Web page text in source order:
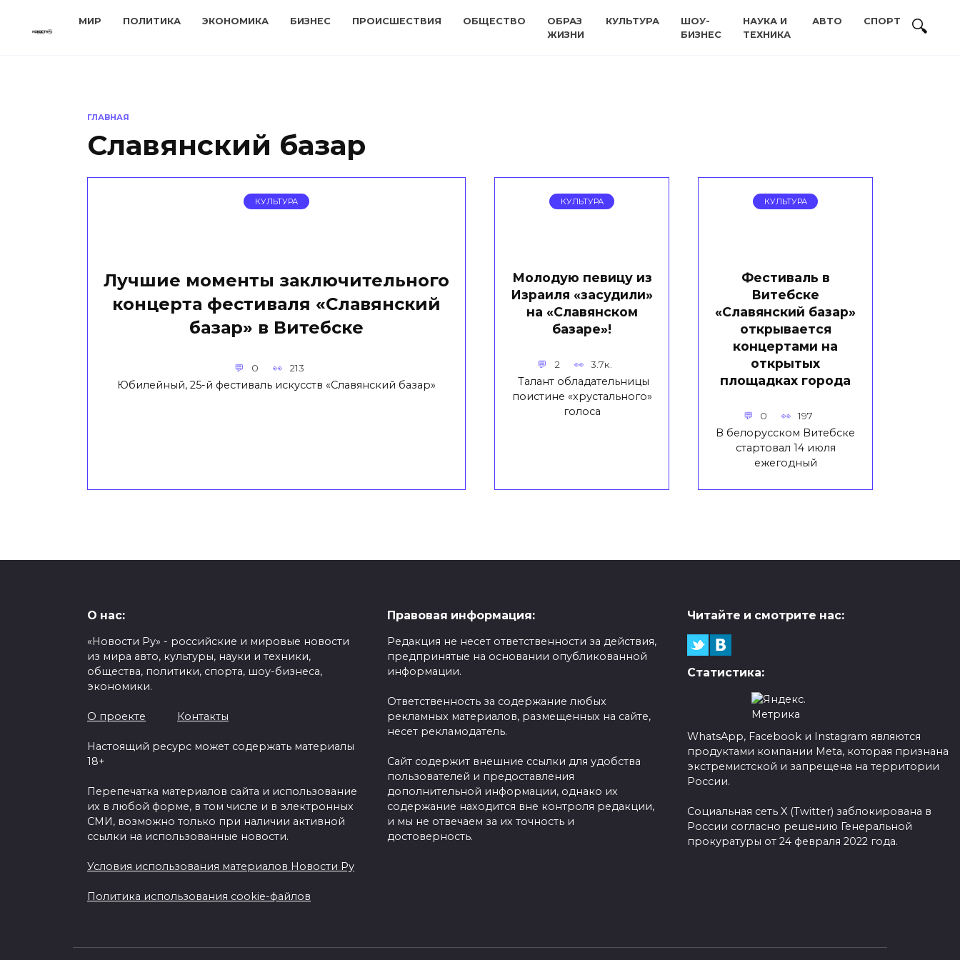
МИР ПОЛИТИКА ЭКОНОМИКА БИЗНЕС ПРОИСШЕСТВИЯ ОБЩЕСТВО
ОБРАЗ
ЖИЗНИ
КУЛЬТУРА
ШОУ-
БИЗНЕС
НАУКА И
ТЕХНИКА
АВТО СПОРТ
ГЛАВНАЯ
Славянский базар
КУЛЬТУРА
Лучшие моменты заключительного
концерта фестиваля «Славянский
базар» в Витебске
0 213
Юбилейный, 25-й фестиваль искусств «Славянский базар»
КУЛЬТУРА
Молодую певицу из
Израиля «засудили»
на «Славянском
базаре»!
2 3.7к.
Талант обладательницы
поистине «хрустального»
голоса
КУЛЬТУРА
Фестиваль в
Витебске
«Славянский базар»
открывается
концертами на
открытых
площадках города
0 197
В белорусском Витебске
стартовал 14 июля
ежегодный
О нас:
«Новости Ру» - российские и мировые новости
из мира авто, культуры, науки и техники,
общества, политики, спорта, шоу-бизнеса,
экономики.
О проекте Контакты
Настоящий ресурс может содержать материалы
18+
Перепечатка материалов сайта и использование
их в любой форме, в том числе и в электронных
СМИ, возможно только при наличии активной
ссылки на использованные новости.
Условия использования материалов Новости Ру
Политика использования cookie-файлов
Правовая информация:
Редакция не несет ответственности за действия,
предпринятые на основании опубликованной
информации.
Ответственность за содержание любых
рекламных материалов, размещенных на сайте,
несет рекламодатель.
Сайт содержит внешние ссылки для удобства
пользователей и предоставления
дополнительной информации, однако их
содержание находится вне контроля редакции,
и мы не отвечаем за их точность и
достоверность.
Читайте и смотрите нас:
Статистика:
WhatsApp, Facebook и Instagram являются
продуктами компании Meta, которая признана
экстремистской и запрещена на территории
России.
Социальная сеть X (Twitter) заблокирована в
России согласно решению Генеральной
прокуратуры от 24 февраля 2022 года.